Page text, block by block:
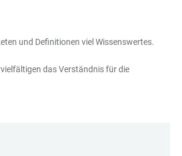
und Definitionen viel Wissenswertes.
das Verständnis für die